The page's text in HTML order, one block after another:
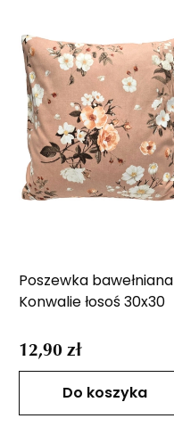
Poszewka bawełniana
Konwalie łosoś 30x30
12,90 zł
Do koszyka